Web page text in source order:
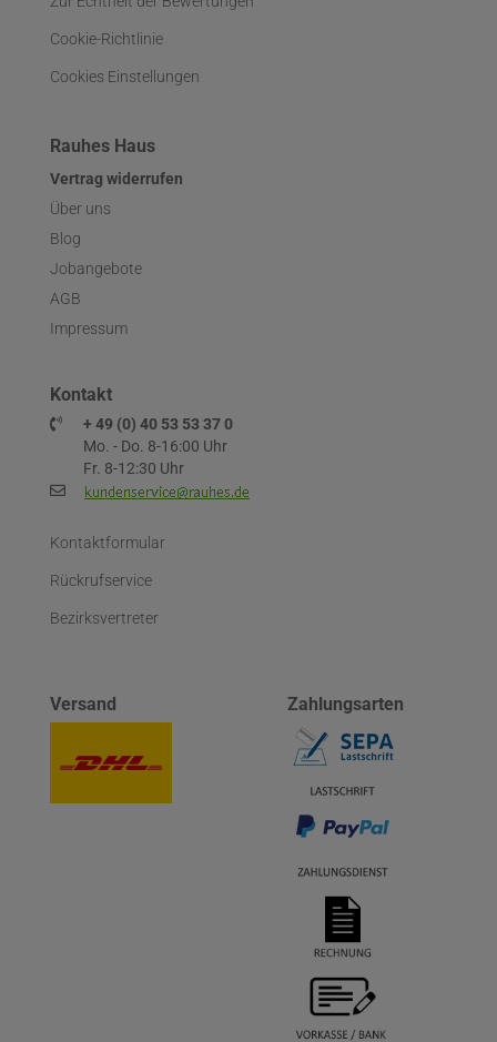
Cookie-Richtlinie
Cookies Einstellungen
Rauhes Haus
Vertrag widerrufen
Über uns
Blog
Jobangebote
AGB
Impressum
Kontakt
+ 49 (0) 40 53 53 37 0
Mo. - Do. 8-16:00 Uhr
Fr. 8-12:30 Uhr
Kontaktformular
Rückrufservice
Bezirksvertreter
Versand Zahlungsarten